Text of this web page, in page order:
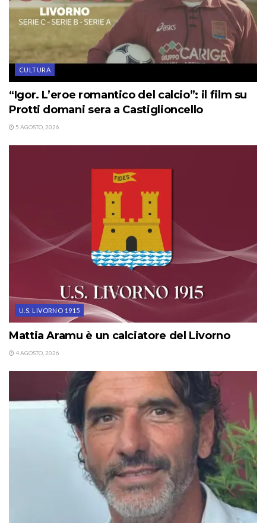
CULTURA
“Igor. L’eroe romantico del calcio”: il film su
Protti domani sera a Castiglioncello
5 AGOSTO, 2026
U.S. LIVORNO 1915
Mattia Aramu è un calciatore del Livorno
4 AGOSTO, 2026